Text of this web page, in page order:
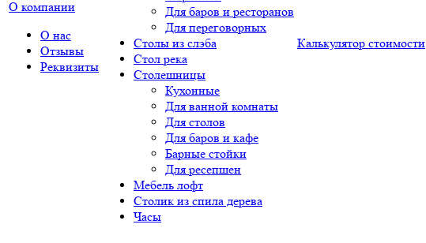
О компании
О нас
Отзывы
Реквизиты
Для баров и ресторанов
Для переговорных
Столы из слэба
Стол река
Столешницы
Кухонные
Для ванной комнаты
Для столов
Для баров и кафе
Барные стойки
Для ресепшен
Мебель лофт
Столик из спила дерева
Часы
Калькулятор стоимости